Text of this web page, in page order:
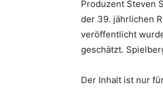
Produzent Steven
der 39. jährlichen
veröffentlicht
geschätzt.
Der Inhalt ist nur